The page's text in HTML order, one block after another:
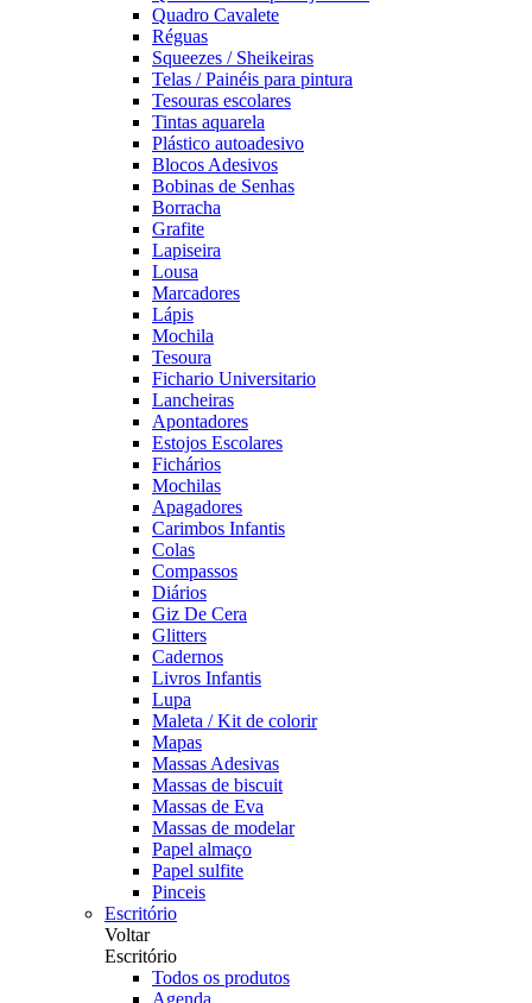
Quadro Cavalete
Réguas
Squeezes / Sheikeiras
Telas / Painéis para pintura
Tesouras escolares
Tintas aquarela
Plástico autoadesivo
Blocos Adesivos
Bobinas de Senhas
Borracha
Grafite
Lapiseira
Lousa
Marcadores
Lápis
Mochila
Tesoura
Fichario Universitario
Lancheiras
Apontadores
Estojos Escolares
Fichários
Mochilas
Apagadores
Carimbos Infantis
Colas
Compassos
Diários
Giz De Cera
Glitters
Cadernos
Livros Infantis
Lupa
Maleta / Kit de colorir
Mapas
Massas Adesivas
Massas de biscuit
Massas de Eva
Massas de modelar
Papel almaço
Papel sulfite
Pinceis
Escritório
Voltar
Escritório
Todos os produtos
Agenda